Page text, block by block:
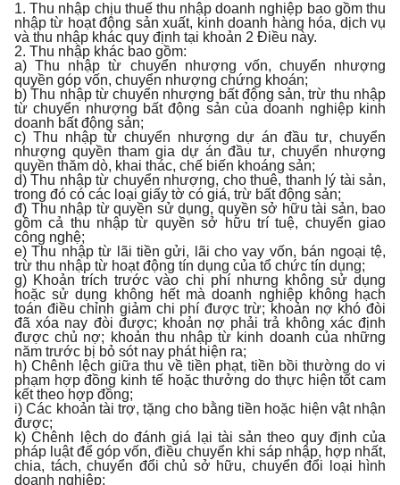
1. Thu nhập chịu thuế thu nhập doanh nghiệp bao gồm thu
nhập từ hoạt động sản xuất, kinh doanh hàng hóa, dịch vụ
và thu nhập khác quy định tại khoản 2 Điều này.
2. Thu nhập khác bao gồm:
a) Thu nhập từ chuyển nhượng vốn, chuyển nhượng
quyền góp vốn, chuyển nhượng chứng khoán;
b) Thu nhập từ chuyển nhượng bất động sản, trừ thu nhập
từ chuyển nhượng bất động sản của doanh nghiệp kinh
doanh bất động sản;
c) Thu nhập từ chuyển nhượng dự án đầu tư, chuyển
nhượng quyền tham gia dự án đầu tư, chuyển nhượng
quyền thăm dò, khai thác, chế biến khoáng sản;
d) Thu nhập từ chuyển nhượng, cho thuê, thanh lý tài sản,
trong đó có các loại giấy tờ có giá, trừ bất động sản;
đ) Thu nhập từ quyền sử dụng, quyền sở hữu tài sản, bao
gồm cả thu nhập từ quyền sở hữu trí tuệ, chuyển giao
công nghệ;
e) Thu nhập từ lãi tiền gửi, lãi cho vay vốn, bán ngoại tệ,
trừ thu nhập từ hoạt động tín dụng của tổ chức tín dụng;
g) Khoản trích trước vào chi phí nhưng không sử dụng
hoặc sử dụng không hết mà doanh nghiệp không hạch
toán điều chỉnh giảm chi phí được trừ; khoản nợ khó đòi
đã xóa nay đòi được; khoản nợ phải trả không xác định
được chủ nợ; khoản thu nhập từ kinh doanh của những
năm trước bị bỏ sót nay phát hiện ra;
h) Chênh lệch giữa thu về tiền phạt, tiền bồi thường do vi
phạm hợp đồng kinh tế hoặc thưởng do thực hiện tốt cam
kết theo hợp đồng;
i) Các khoản tài trợ, tặng cho bằng tiền hoặc hiện vật nhận
được;
k) Chênh lệch do đánh giá lại tài sản theo quy định của
pháp luật để góp vốn, điều chuyển khi sáp nhập, hợp nhất,
chia, tách, chuyển đổi chủ sở hữu, chuyển đổi loại hình
doanh nghiệp;